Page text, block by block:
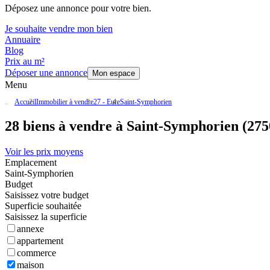
Déposez une annonce pour votre bien.
Je souhaite vendre mon bien
Annuaire
Blog
Prix au m²
Déposer une annonce
Mon espace
Menu
AccueilImmobilier à vendre27 - EureSaint-Symphorien
28 biens à vendre à Saint-Symphorien
Voir les prix moyens
Emplacement
Saint-Symphorien
Budget
Saisissez votre budget
Superficie souhaitée
Saisissez la superficie
annexe
appartement
commerce
maison